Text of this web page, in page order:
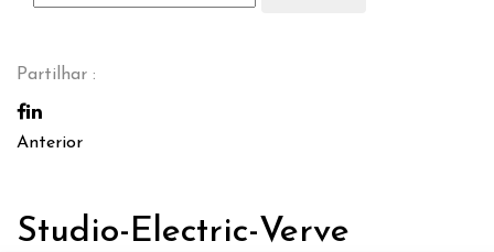
Partilhar :
Anterior
Studio-Electric-Verve